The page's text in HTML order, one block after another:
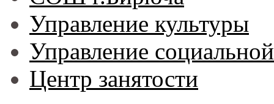
Управление культуры
Управление
Центр занятости